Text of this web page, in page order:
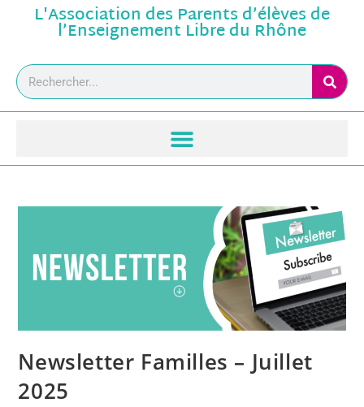
L'Association des Parents d’élèves de
l’Enseignement Libre du Rhône
Newsletter Familles – Juillet
2025